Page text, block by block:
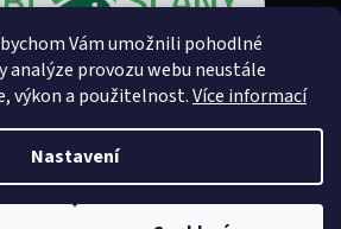
Vám umožnili pohodlné
analýze provozu webu neustále
výkon a použitelnost.Více informací
Nastavení
potřeby U Petra. Všechna práva